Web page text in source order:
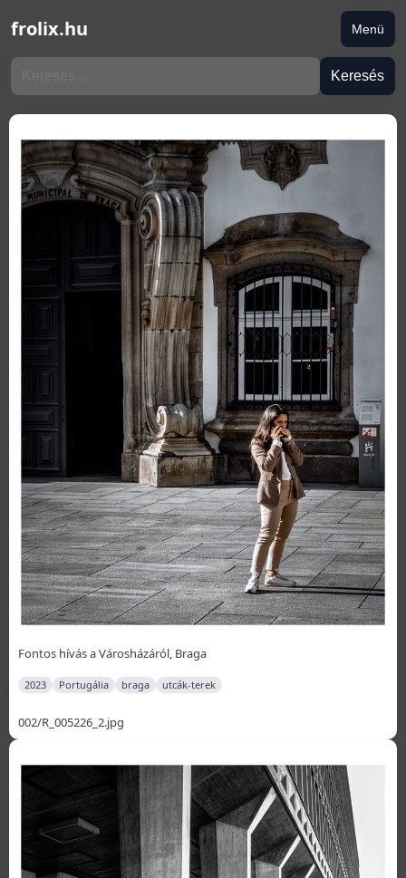
frolix.hu
Keresés
Menü
Fontos hívás a Városházáról, Braga
2023 Portugália braga utcák-terek
002/R_005226_2.jpg